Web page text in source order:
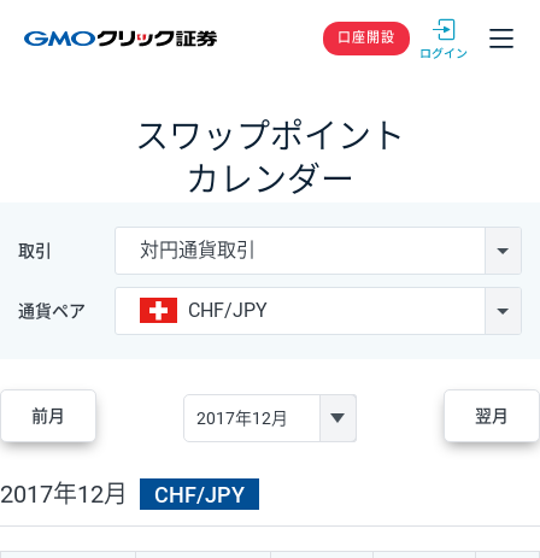
GMOクリック
口座開設
スワップポイント
カレンダー
取引 対円通貨取引
通貨ペア CHF/JPY
前月 翌月
2017年12月 CHF/JPY